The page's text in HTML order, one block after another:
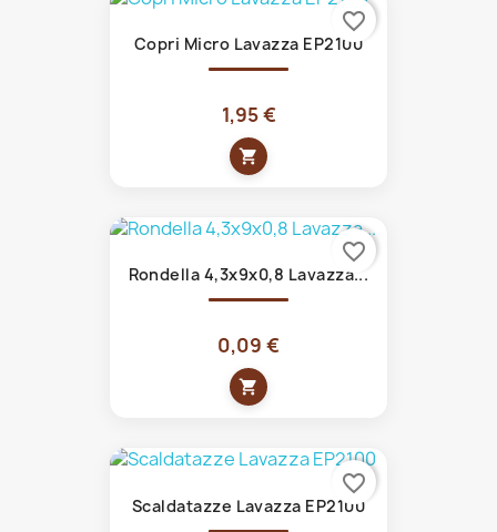
Copri Micro Lavazza EP2100
1,95 €
shopping_cart
favorite_border
Rondella 4,3x9x0,8 Lavazza...
0,09 €
shopping_cart
favorite_border
Scaldatazze Lavazza EP2100
favorite_border